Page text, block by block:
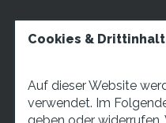
Cookies &
Auf dieser Website
verwendet. Im
geben oder